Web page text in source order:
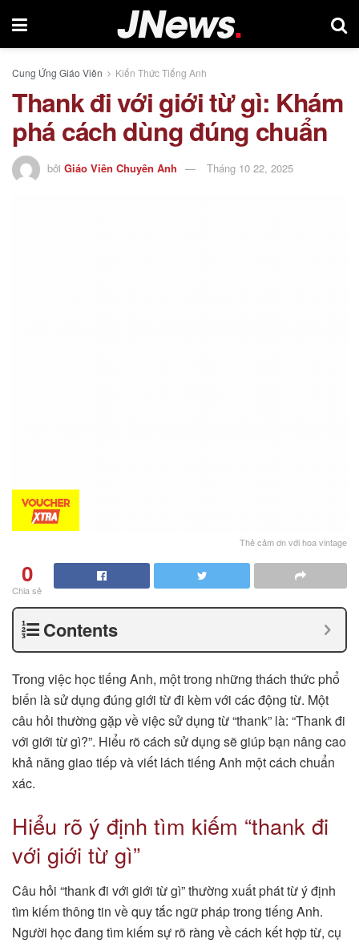
Cung Ứng Giáo Viên Kiến Thức Tiếng Anh
Thank đi với giới từ gì: Khám
phá cách dùng đúng chuẩn
bởi Giáo Viên Chuyên Anh Tháng 10 22, 2025
Thẻ cảm ơn với hoa vintage
0
Chia sẻ
Contents
Trong việc học tiếng Anh, một trong những thách thức phổ
biến là sử dụng đúng giới từ đi kèm với các động từ. Một
câu hỏi thường gặp về việc sử dụng từ “thank” là: “Thank đi
với giới từ gì?”. Hiểu rõ cách sử dụng sẽ giúp bạn nâng cao
khả năng giao tiếp và viết lách tiếng Anh một cách chuẩn
xác.
Hiểu rõ ý định tìm kiếm “thank đi
với giới từ gì”
Câu hỏi “thank đi với giới từ gì” thường xuất phát từ ý định
tìm kiếm thông tin về quy tắc ngữ pháp trong tiếng Anh.
Người học đang tìm kiếm sự rõ ràng về cách kết hợp từ, cụ